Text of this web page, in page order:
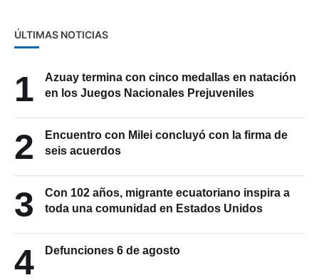
ÚLTIMAS NOTICIAS
1
Azuay termina con cinco medallas en natación
en los Juegos Nacionales Prejuveniles
2
Encuentro con Milei concluyó con la firma de
seis acuerdos
3
Con 102 años, migrante ecuatoriano inspira a
toda una comunidad en Estados Unidos
4 Defunciones 6 de agosto